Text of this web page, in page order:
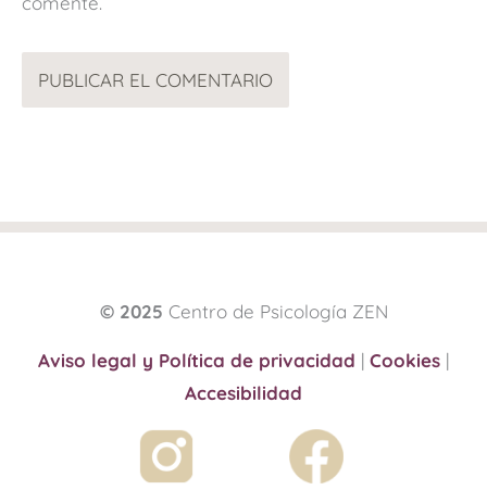
© 2025 Centro de Psicología ZEN
Aviso legal y Política de privacidad | Cookies |
Accesibilidad